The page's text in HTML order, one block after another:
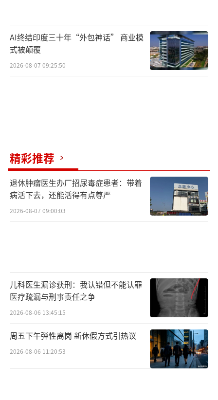
AI终结印度三十年“外包神话” 商业模
式被颠覆
2026-08-07 09:25:50
精彩推荐
退休肿瘤医生办厂招尿毒症患者：带着
病活下去，还能活得有点尊严
2026-08-07 09:00:03
儿科医生漏诊获刑：我认错但不能认罪
医疗疏漏与刑事责任之争
2026-08-06 13:45:15
周五下午弹性离岗 新休假方式引热议
2026-08-06 11:20:53